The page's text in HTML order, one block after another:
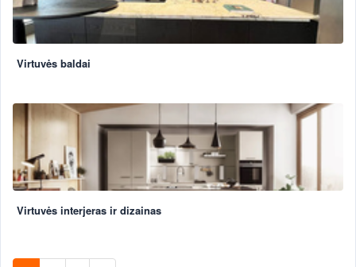
Virtuvės baldai
Virtuvės interjeras ir dizainas